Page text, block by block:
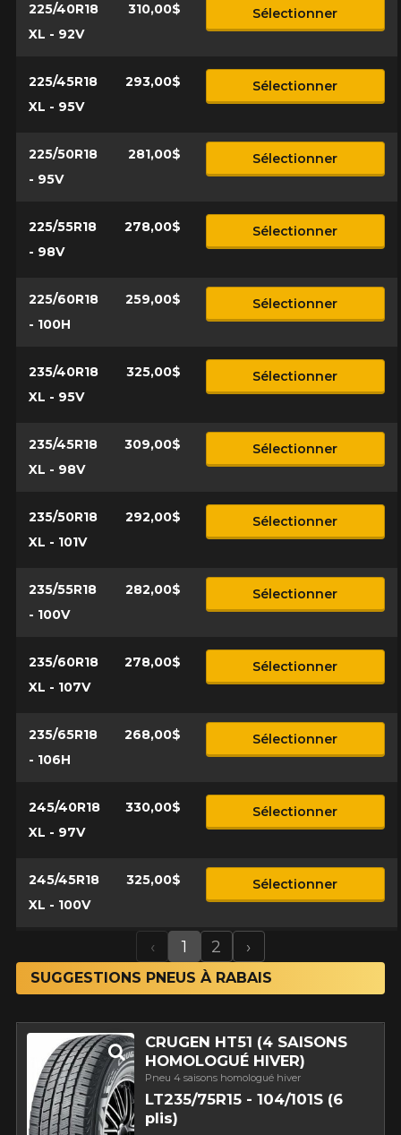
225/40R18
XL - 92V
310,00$ Sélectionner
225/45R18
XL - 95V
293,00$ Sélectionner
225/50R18
- 95V
281,00$ Sélectionner
225/55R18
- 98V
278,00$ Sélectionner
225/60R18
- 100H
259,00$ Sélectionner
235/40R18
XL - 95V
325,00$ Sélectionner
235/45R18
XL - 98V
309,00$ Sélectionner
235/50R18
XL - 101V
292,00$ Sélectionner
235/55R18
- 100V
282,00$ Sélectionner
235/60R18
XL - 107V
278,00$ Sélectionner
235/65R18
- 106H
268,00$ Sélectionner
245/40R18
XL - 97V
330,00$ Sélectionner
245/45R18
XL - 100V
325,00$ Sélectionner
Previous
‹ 1 2 Next
›
SUGGESTIONS PNEUS À RABAIS
CRUGEN HT51 (4 SAISONS
HOMOLOGUÉ HIVER)
Pneu 4 saisons homologué hiver
LT235/75R15 - 104/101S (6
plis)